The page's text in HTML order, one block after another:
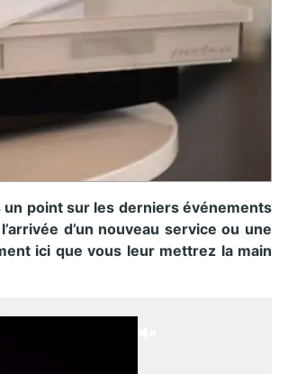
un point sur les derniers événements
d’un nouveau service ou une
ici que vous leur mettrez la main